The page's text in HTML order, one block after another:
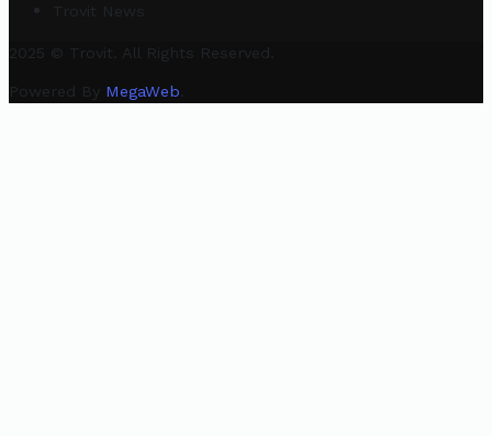
Trovit News
2025 © Trovit. All Rights Reserved.
Powered By MegaWeb